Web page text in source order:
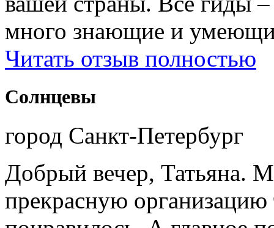
много знающие и
Читать отзыв полностью
Солнцевы
город Санкт-Петербург
Добрый вечер, Татьяна.
прекрасную